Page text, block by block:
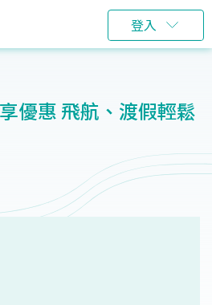
登入
優惠 飛航、渡假輕鬆